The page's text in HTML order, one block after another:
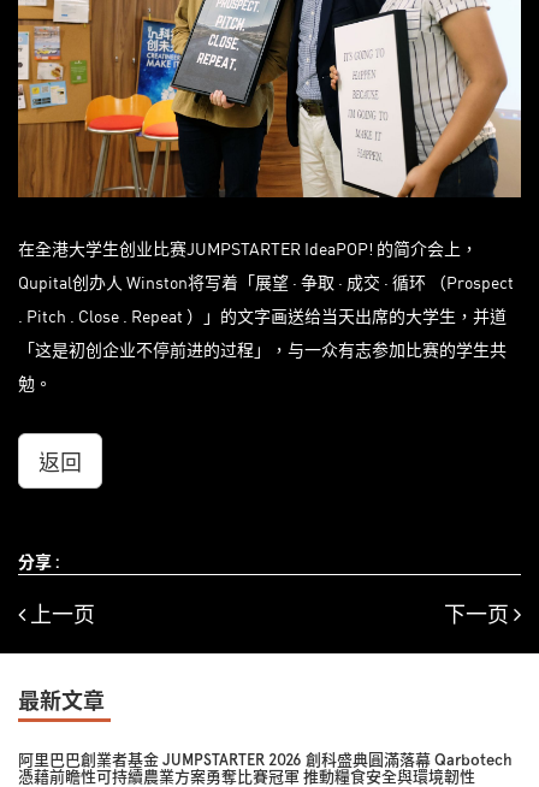
在全港大学生创业比赛JUMPSTARTER IdeaPOP! 的简介会上，
Qupital创办人 Winston将写着「展望 · 争取 · 成交 · 循环 （Prospect
. Pitch . Close . Repeat ）」的文字画送给当天出席的大学生，并道
「这是初创企业不停前进的过程」，与一众有志参加比赛的学生共
勉。
返回
分享 :
上一页 下一页
最新文章
阿里巴巴創業者基金 JUMPSTARTER 2026 創科盛典圓滿落幕 Qarbotech
憑藉前瞻性可持續農業方案勇奪比賽冠軍 推動糧食安全與環境韌性